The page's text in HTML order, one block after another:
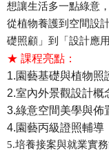
想讓生活多一點綠意
從植物養護到空間設
礎照顧」到「設計應
★ 課程亮點：
1.園藝基礎與植物照
2.室內外景觀設計概
3.綠意空間美學與佈
4.園藝丙級證照輔導
5.培養接案與就業實